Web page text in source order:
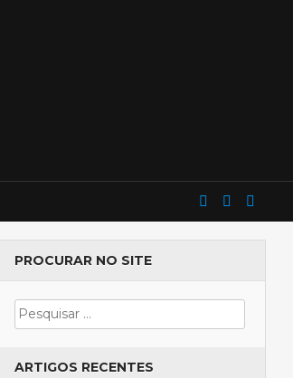
PROCURAR NO SITE
ARTIGOS RECENTES